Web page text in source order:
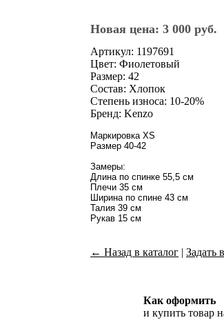
Новая цена: 3 000 руб.
Артикул: 1197691
Цвет: Фиолетовый
Размер: 42
Состав: Хлопок
Степень износа: 10-20%
Бренд: Kenzo
Маркировка XS
Размер 40-42
Замеры:
Длина по спинке 55,5 см
Плечи 35 см
Ширина по спине 43 см
Талия 39 см
Рукав 15 см
← Назад в каталог | Задать
Как оформить
и купить товар